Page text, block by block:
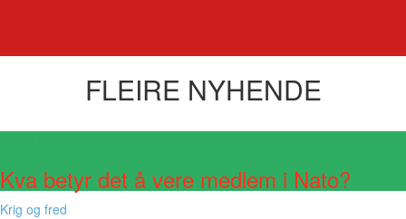
FLEIRE NYHENDE
Kva betyr det å vere medlem i Nato?
Krig og fred